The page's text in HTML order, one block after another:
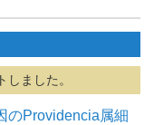
しました。
のProvidencia属細